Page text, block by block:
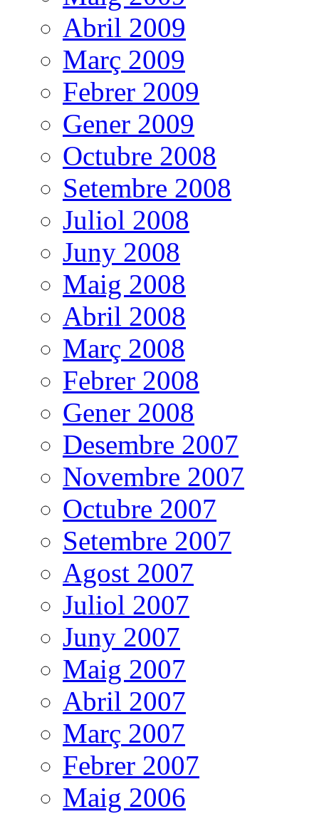
Abril 2009
Març 2009
Febrer 2009
Gener 2009
Octubre 2008
Setembre 2008
Juliol 2008
Juny 2008
Maig 2008
Abril 2008
Març 2008
Febrer 2008
Gener 2008
Desembre 2007
Novembre 2007
Octubre 2007
Setembre 2007
Agost 2007
Juliol 2007
Juny 2007
Maig 2007
Abril 2007
Març 2007
Febrer 2007
Maig 2006